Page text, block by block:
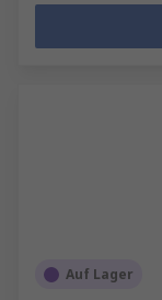
Auf Lager